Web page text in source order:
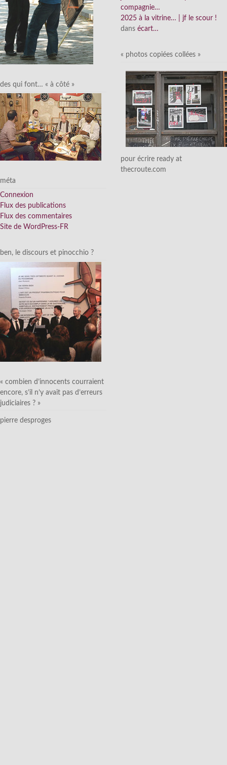
des qui font… « à côté »
méta
Connexion
Flux des publications
Flux des commentaires
Site de WordPress-FR
ben, le discours et pinocchio ?
« combien d’innocents courraient
encore, s’il n’y avait pas d’erreurs
judiciaires ? »
pierre desproges
compagnie…
2025 à la vitrine… | jf le scour !
dans écart…
« photos copiées collées »
pour écrire ready at
thecroute.com